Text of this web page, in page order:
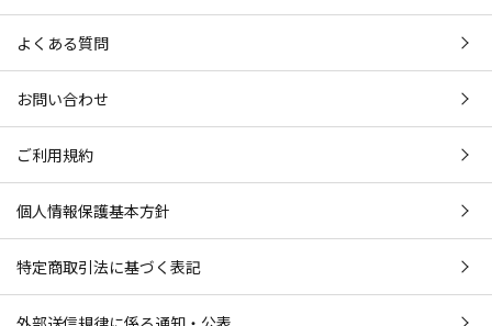
よくある質問
お問い合わせ
ご利用規約
個人情報保護基本方針
特定商取引法に基づく表記